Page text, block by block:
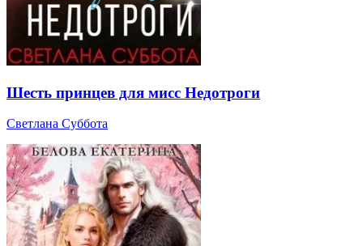
Шесть принцев для мисс Недотроги
Светлана Суббота